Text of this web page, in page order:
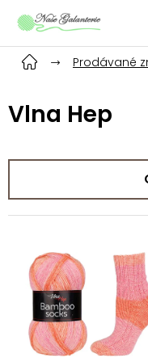
Prodávané
Vlna Hep